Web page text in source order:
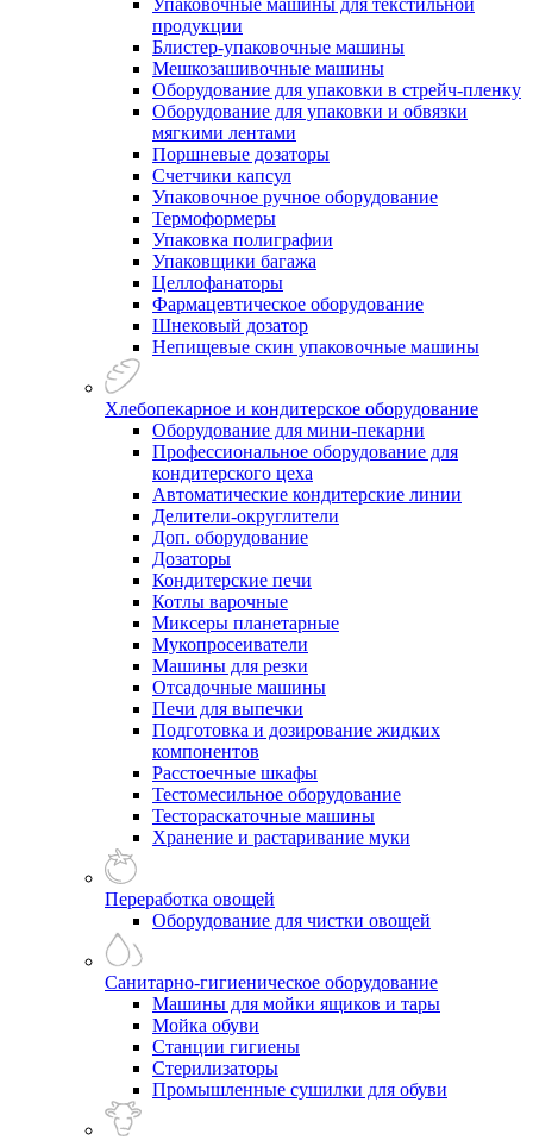
Упаковочные машины для текстильной
продукции
Блистер-упаковочные машины
Мешкозашивочные машины
Оборудование для упаковки в стрейч-пленку
Оборудование для упаковки и обвязки
мягкими лентами
Поршневые дозаторы
Счетчики капсул
Упаковочное ручное оборудование
Термоформеры
Упаковка полиграфии
Упаковщики багажа
Целлофанаторы
Фармацевтическое оборудование
Шнековый дозатор
Непищевые скин упаковочные машины
Хлебопекарное и кондитерское оборудование
Оборудование для мини-пекарни
Профессиональное оборудование для
кондитерского цеха
Автоматические кондитерские линии
Делители-округлители
Доп. оборудование
Дозаторы
Кондитерские печи
Котлы варочные
Миксеры планетарные
Мукопросеиватели
Машины для резки
Отсадочные машины
Печи для выпечки
Подготовка и дозирование жидких
компонентов
Расстоечные шкафы
Тестомесильное оборудование
Тестораскаточные машины
Хранение и растаривание муки
Переработка овощей
Оборудование для чистки овощей
Санитарно-гигиеническое оборудование
Машины для мойки ящиков и тары
Мойка обуви
Станции гигиены
Стерилизаторы
Промышленные сушилки для обуви